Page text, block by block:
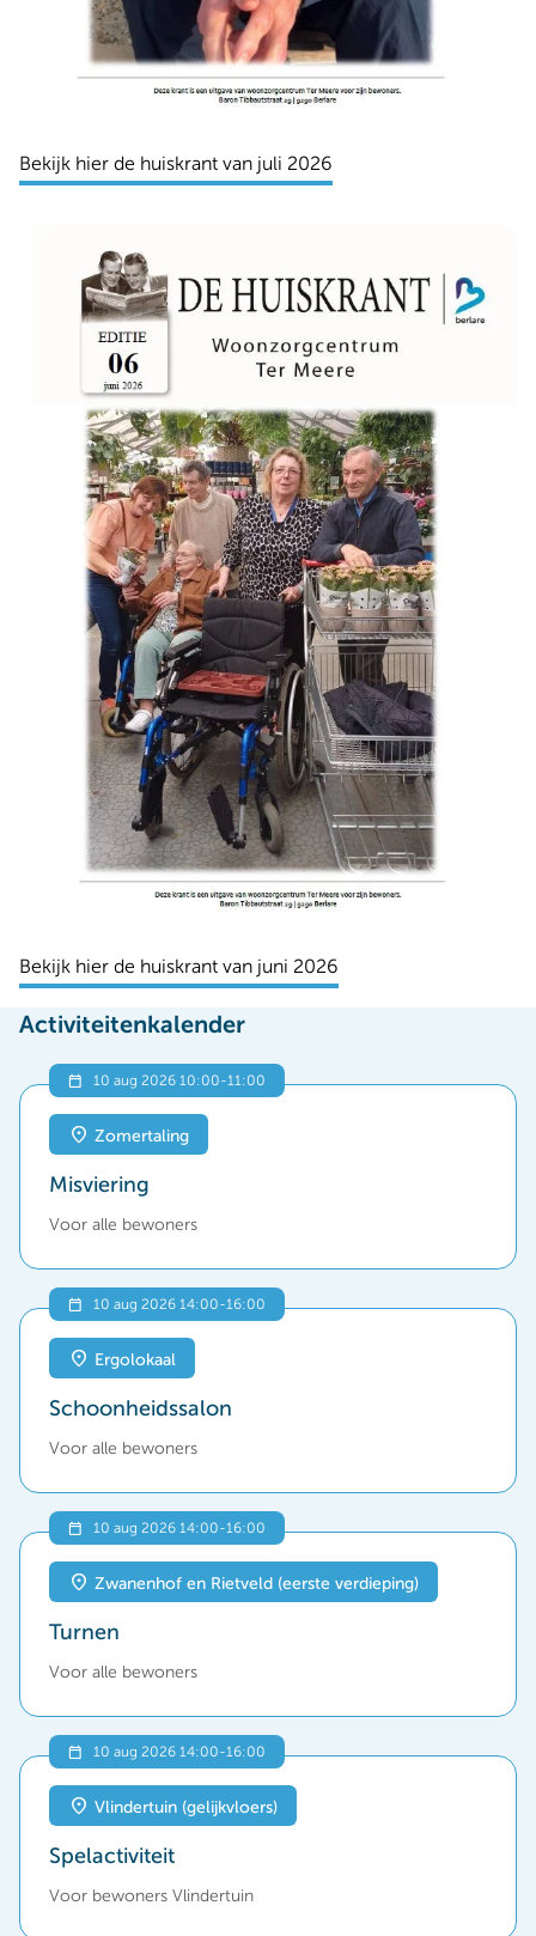
Bekijk hier de huiskrant van juli 2026
Bekijk hier de huiskrant van juni 2026
Activiteitenkalender
10 aug 2026 10:00-11:00
Zomertaling
Misviering
Voor alle bewoners
10 aug 2026 14:00-16:00
Ergolokaal
Schoonheidssalon
Voor alle bewoners
10 aug 2026 14:00-16:00
Zwanenhof en Rietveld (eerste verdieping)
Turnen
Voor alle bewoners
10 aug 2026 14:00-16:00
Vlindertuin (gelijkvloers)
Spelactiviteit
Voor bewoners Vlindertuin